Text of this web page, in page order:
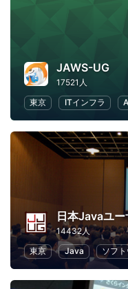
JAWS-UG
17521人
東京
ITインフラ
14432人
東京
Java ソフ